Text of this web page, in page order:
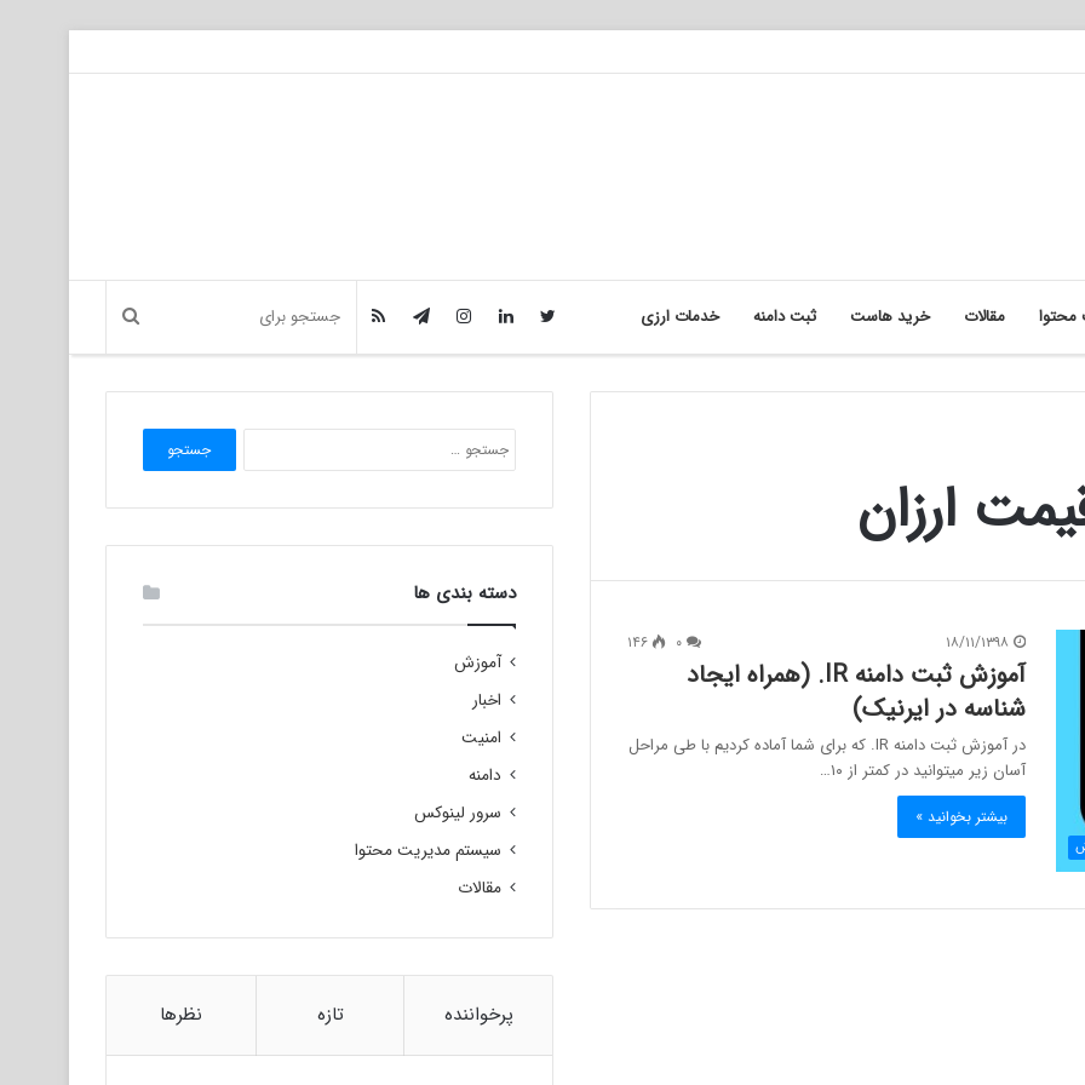
مقالات خرید هاست ثبت دامنه خدمات ارزی
۱۸/۱۱/۱۳۹۸ ۱۴۶
آموزش ثبت دامنه IR. (همراه ایجاد
شناسه در ایرنیک)
در آموزش ثبت دامنه IR. که برای شما آماده کردیم با طی مراحل
آسان زیر میتوانید در کمتر از ۱۰…
بیشتر بخوانید »
برای:
دسته بندی ها
آموزش
اخبار
امنیت
دامنه
سرور لینوکس
سیستم مدیریت محتوا
مقالات
پرخواننده تازه نظرها